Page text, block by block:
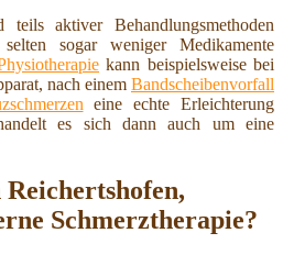
teils aktiver Behandlungsmethoden
sogar weniger Medikamente
kann beispielsweise bei
nach einem Bandscheibenvorfall
eine echte Erleichterung
es sich dann auch um eine
Schmerztherapie?